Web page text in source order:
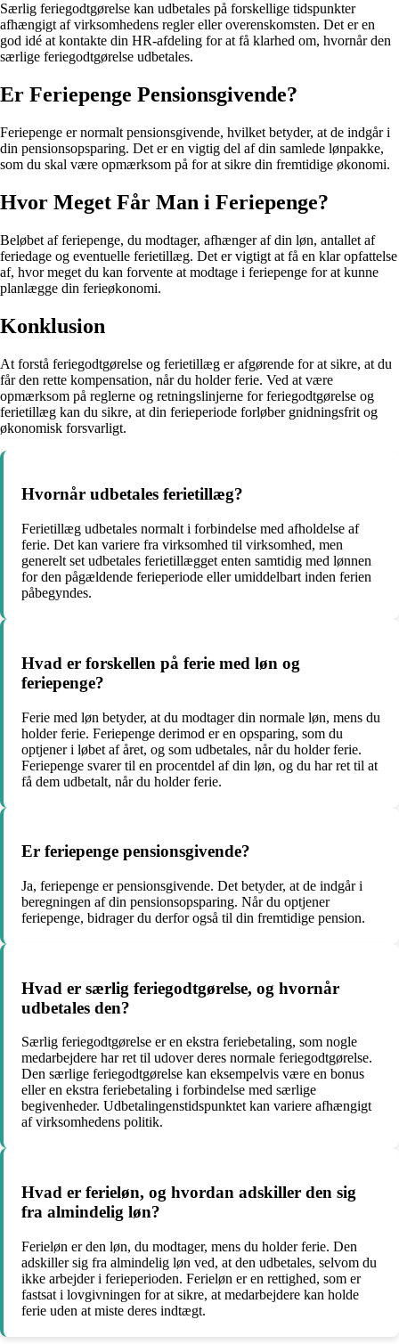
Særlig feriegodtgørelse kan udbetales på forskellige tidspunkter
afhængigt af virksomhedens regler eller overenskomsten. Det er en
god idé at kontakte din HR-afdeling for at få klarhed om, hvornår den
særlige feriegodtgørelse udbetales.
Er Feriepenge Pensionsgivende?
Feriepenge er normalt pensionsgivende, hvilket betyder, at de indgår i
din pensionsopsparing. Det er en vigtig del af din samlede lønpakke,
som du skal være opmærksom på for at sikre din fremtidige økonomi.
Hvor Meget Får Man i Feriepenge?
Beløbet af feriepenge, du modtager, afhænger af din løn, antallet af
feriedage og eventuelle ferietillæg. Det er vigtigt at få en klar opfattelse
af, hvor meget du kan forvente at modtage i feriepenge for at kunne
planlægge din ferieøkonomi.
Konklusion
At forstå feriegodtgørelse og ferietillæg er afgørende for at sikre, at du
får den rette kompensation, når du holder ferie. Ved at være
opmærksom på reglerne og retningslinjerne for feriegodtgørelse og
ferietillæg kan du sikre, at din ferieperiode forløber gnidningsfrit og
økonomisk forsvarligt.
Hvornår udbetales ferietillæg?
Ferietillæg udbetales normalt i forbindelse med afholdelse af
ferie. Det kan variere fra virksomhed til virksomhed, men
generelt set udbetales ferietillægget enten samtidig med lønnen
for den pågældende ferieperiode eller umiddelbart inden ferien
påbegyndes.
Hvad er forskellen på ferie med løn og
feriepenge?
Ferie med løn betyder, at du modtager din normale løn, mens du
holder ferie. Feriepenge derimod er en opsparing, som du
optjener i løbet af året, og som udbetales, når du holder ferie.
Feriepenge svarer til en procentdel af din løn, og du har ret til at
få dem udbetalt, når du holder ferie.
Er feriepenge pensionsgivende?
Ja, feriepenge er pensionsgivende. Det betyder, at de indgår i
beregningen af din pensionsopsparing. Når du optjener
feriepenge, bidrager du derfor også til din fremtidige pension.
Hvad er særlig feriegodtgørelse, og hvornår
udbetales den?
Særlig feriegodtgørelse er en ekstra feriebetaling, som nogle
medarbejdere har ret til udover deres normale feriegodtgørelse.
Den særlige feriegodtgørelse kan eksempelvis være en bonus
eller en ekstra feriebetaling i forbindelse med særlige
begivenheder. Udbetalingenstidspunktet kan variere afhængigt
af virksomhedens politik.
Hvad er ferieløn, og hvordan adskiller den sig
fra almindelig løn?
Ferieløn er den løn, du modtager, mens du holder ferie. Den
adskiller sig fra almindelig løn ved, at den udbetales, selvom du
ikke arbejder i ferieperioden. Ferieløn er en rettighed, som er
fastsat i lovgivningen for at sikre, at medarbejdere kan holde
ferie uden at miste deres indtægt.